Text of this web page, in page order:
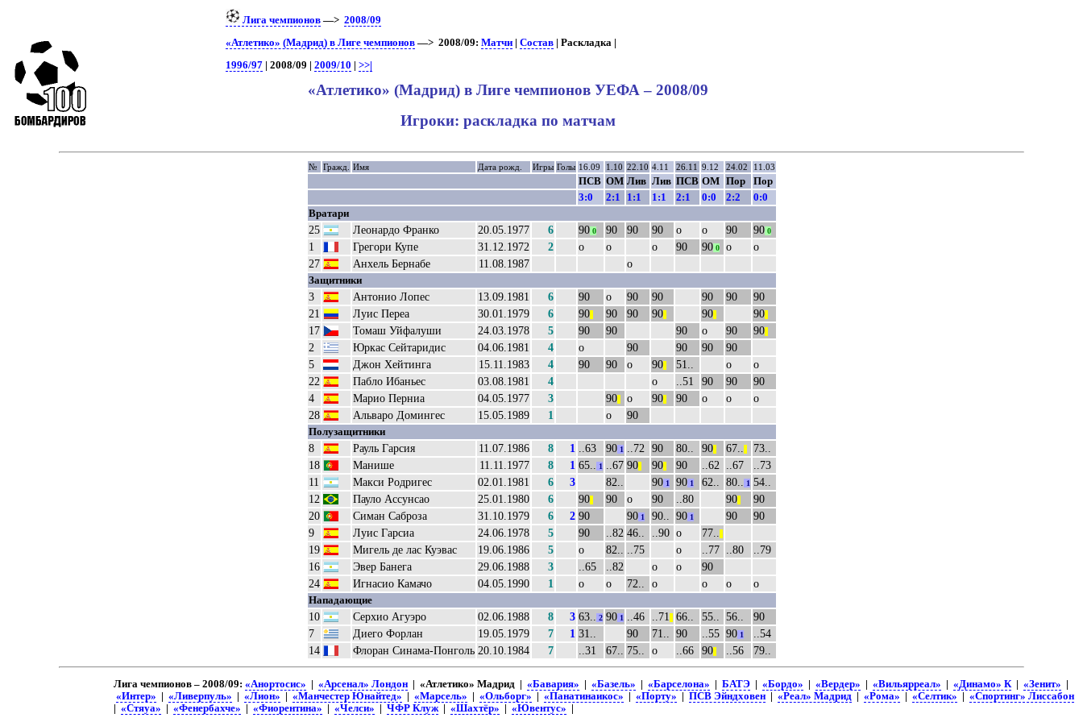
Лига чемпионов —>2008/09
«Атлетико» (Мадрид) в Лиге чемпионов —> 2008/09:Матчи |Состав | Раскладка |
1996/97 | 2008/09 |2009/10 |>>|
«Атлетико» (Мадрид) в Лиге чемпионов УЕФА – 2008/09
Игроки: раскладка по матчам
№ Гражд. Имя Дата рожд. Игры Голы 16.09 1.10 22.10 4.11 26.11 9.12 24.02 11.03
ПСВ ОМ Лив Лив ПСВ ОМ Пор
Пор
3:0
2:1 1:1 1:1 2:1 0:0 2:2
0:0
Вратари
25 Леонардо Франко 20.05.1977 6 900 90 90 90 о о 90 900
1 Грегори Купе 31.12.1972 2 о о о 90 900 о
о
27
Анхель Бернабе 11.08.1987 о
Защитники
3 Антонио Лопес 13.09.1981 6 90 о 90 90 90 90
90
21
Луис Переа 30.01.1979 6 90|| 90 90 90|| 90|| 90||
17 Томаш Уйфалуши 24.03.1978 5 90 90 90 о 90 90||
2 Юркас Сейтаридис 04.06.1981 4 о 90 90 90
90
5
Джон Хейтинга 15.11.1983 4 90 90 о 90|| 51.. о
о
22
Пабло Ибаньес 03.08.1981 4 о ..51 90 90
90
4
Марио Перниа 04.05.1977 3 90|| о 90|| 90 о о
о
28
Альваро Домингес 15.05.1989 1 о 90
Полузащитники
8 Рауль Гарсия 11.07.1986 8 1 ..63 901 ..72 90 80.. 90|| 67..
73..
18
Манише 11.11.1977 8 1 65.. 1 ..67 90|| 90|| 90 ..62 ..67
..73
11
Макси Родригес 02.01.1981 6 3 82.. 901 901 62.. 80.. 1 54..
12
Пауло Ассунсао 25.01.1980 6 90|| 90 о 90 ..80 90||
90
20
Симан Саброза 31.10.1979 6 2 90 901 90.. 901 90
90
9
Луис Гарсиа 24.06.1978 5 90 ..82 46.. ..90 о 77..
19 Мигель де лас Куэвас 19.06.1986 5 о 82.. ..75 о ..77 ..80
..79
16
Эвер Банега 29.06.1988 3 ..65 ..82 о о
90
24
Игнасио Камачо 04.05.1990 1 о о 72.. о о о о
Нападающие
10 Серхио Агуэро 02.06.1988 8 3 63.. 2 901 ..46 ..71 66.. 55.. 56..
90
7
Диего Форлан 19.05.1979 7 1 31.. 90 71.. 90 ..55 901
..54
14
Флоран Синама-Понголь 20.10.1984 7 ..31 67.. 75.. о ..66 90|| ..56 79..
Лига чемпионов – 2008/09: «Анортосис» | «Арсенал» Лондон| «Атлетико» Мадрид | «Бавария» | «Базель» | «Барселона» | БАТЭ| «Бордо» | «Вердер» | «Вильярреал» | «Динамо» К| «Зенит» |
«Интер» | «Ливерпуль» | «Лион» | «Манчестер Юнайтед» | «Марсель» | «Ольборг» | «Панатинаикос» | «Порту» | ПСВ Эйндховен| «Реал» Мадрид| «Рома» | «Селтик» | «Спортинг» Лиссабон
| «Стяуа» | «Фенербахче» | «Фиорентина» | «Челси» | ЧФР Клуж| «Шахтёр» | «Ювентус» |